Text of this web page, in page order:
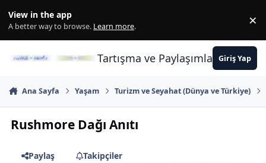
View in the app
A better way to browse. Learn more. ×
Tartışma ve PaylaşımlarınGiriş Yap
Ana Sayfa Yaşam Turizm ve Seyahat (Dünya ve Türkiye)
Rushmore Dağı Anıtı
Paylaş
Takipçiler